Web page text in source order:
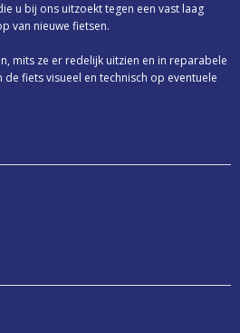
MET INKLAPSYSTEEM
u bij ons uitzoekt tegen een vast laag
van nieuwe fietsen.
mits ze er redelijk uitzien en in reparabele
fiets visueel en technisch op eventuele